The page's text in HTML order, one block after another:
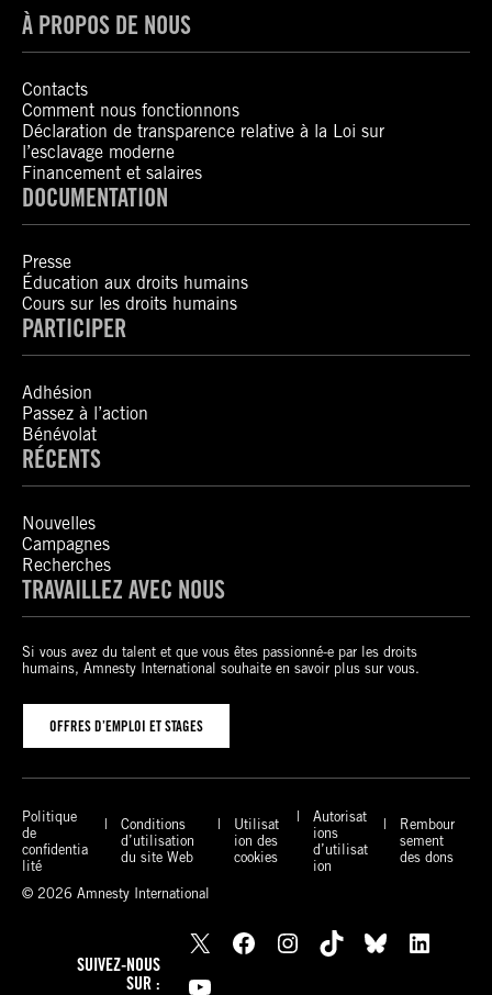
À PROPOS DE NOUS
Contacts
Comment nous fonctionnons
Déclaration de transparence relative à la Loi sur
l’esclavage moderne
Financement et salaires
DOCUMENTATION
Presse
Éducation aux droits humains
Cours sur les droits humains
PARTICIPER
Adhésion
Passez à l’action
Bénévolat
RÉCENTS
Nouvelles
Campagnes
Recherches
TRAVAILLEZ AVEC NOUS
Si vous avez du talent et que vous êtes passionné-e par les droits
humains, Amnesty International souhaite en savoir plus sur vous.
OFFRES D’EMPLOI ET STAGES
Politique
de
confidentia
lité
Conditions
d’utilisation
du site Web
Utilisat
ion des
cookies
Autorisat
ions
d’utilisat
ion
Rembour
sement
des dons
© 2026 Amnesty International
SUIVEZ-NOUS
SUR :
X Facebook Instagram TikTok Bluesky
LinkedIn
YouTube